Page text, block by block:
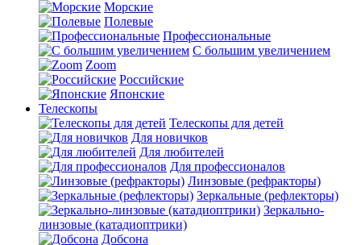
Морские
Полевые
Профессиональные
С большим увеличением
Zoom
Российские
Японские
Телескопы
Телескопы для детей
Для новичков
Для любителей
Для профессионалов
Линзовые (рефракторы)
Зеркальные (рефлекторы)
Зеркально-
линзовые (катадиоптрики)
Добсона